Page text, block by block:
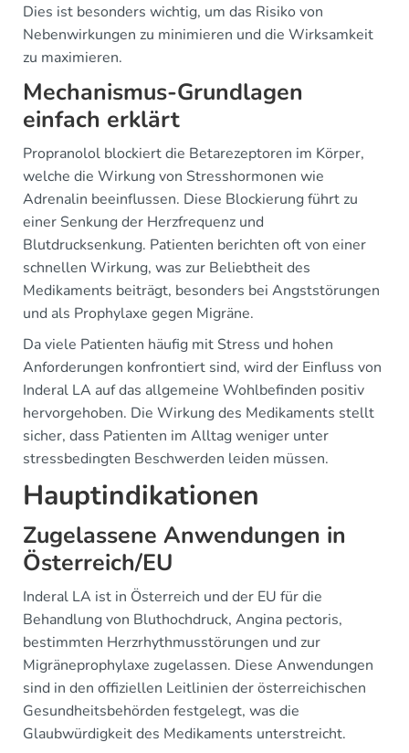
Dies ist besonders wichtig, um das Risiko von
Nebenwirkungen zu minimieren und die Wirksamkeit
zu maximieren.
Mechanismus-Grundlagen
einfach erklärt
Propranolol blockiert die Betarezeptoren im Körper,
welche die Wirkung von Stresshormonen wie
Adrenalin beeinflussen. Diese Blockierung führt zu
einer Senkung der Herzfrequenz und
Blutdrucksenkung. Patienten berichten oft von einer
schnellen Wirkung, was zur Beliebtheit des
Medikaments beiträgt, besonders bei Angststörungen
und als Prophylaxe gegen Migräne.
Da viele Patienten häufig mit Stress und hohen
Anforderungen konfrontiert sind, wird der Einfluss von
Inderal LA auf das allgemeine Wohlbefinden positiv
hervorgehoben. Die Wirkung des Medikaments stellt
sicher, dass Patienten im Alltag weniger unter
stressbedingten Beschwerden leiden müssen.
Hauptindikationen
Zugelassene Anwendungen in
Österreich/EU
Inderal LA ist in Österreich und der EU für die
Behandlung von Bluthochdruck, Angina pectoris,
bestimmten Herzrhythmusstörungen und zur
Migräneprophylaxe zugelassen. Diese Anwendungen
sind in den offiziellen Leitlinien der österreichischen
Gesundheitsbehörden festgelegt, was die
Glaubwürdigkeit des Medikaments unterstreicht.